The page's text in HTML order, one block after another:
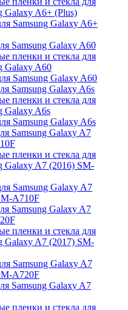
Galaxy A6+ (Plus)
Samsung Galaxy A6+
Samsung Galaxy A60
пленки и стекла для
Galaxy A60
Samsung Galaxy A60
Samsung Galaxy A6s
пленки и стекла для
Galaxy A6s
Samsung Galaxy A6s
Samsung Galaxy A7
пленки и стекла для
Galaxy A7 (2016) SM-
Samsung Galaxy A7
A710F
Samsung Galaxy A7
пленки и стекла для
Galaxy A7 (2017) SM-
Samsung Galaxy A7
A720F
Samsung Galaxy A7
пленки и стекла для